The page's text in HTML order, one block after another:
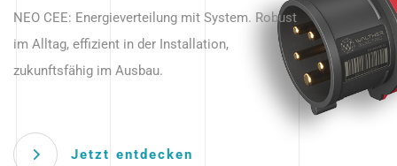
beginnt hier.
NEO CEE: Energieverteilung mit System. Robust
im Alltag, effizient in der Installation,
zukunftsfähig im Ausbau.
Jetzt entdecken
Anwendungen – robust, IP-geschützt und
zukunftsfähig.